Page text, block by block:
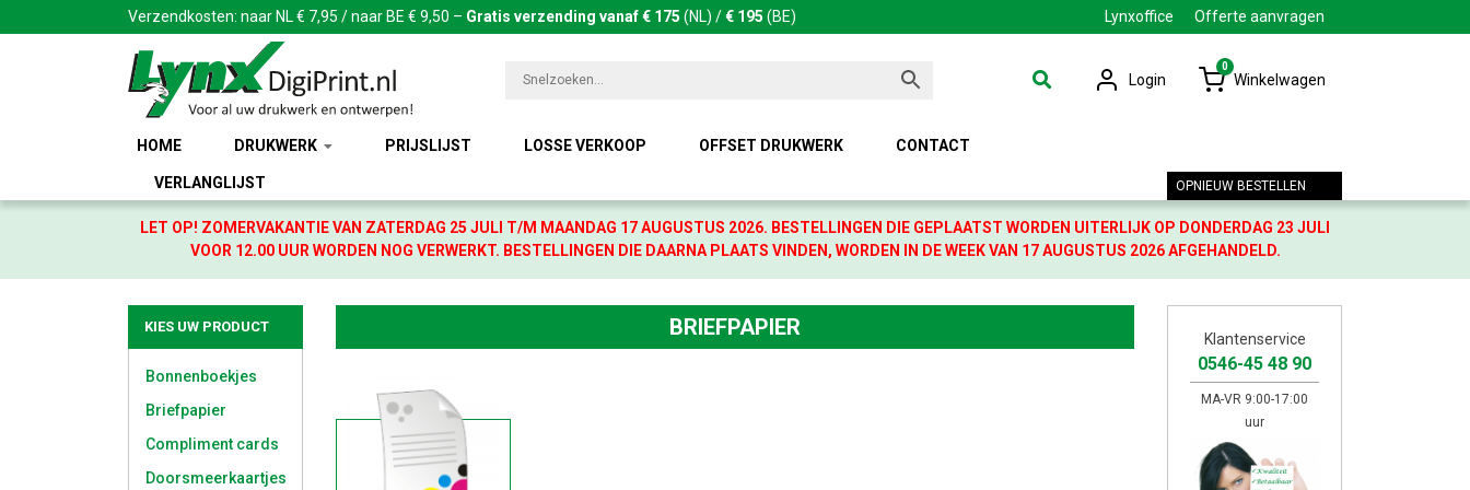
Verzendkosten: naar NL € 7,95 / naar BE € 9,50 – Gratis verzending vanaf € 175 (NL) /€ 195 (BE) Lynxoffice Offerte aanvragen
Login
0
Winkelwagen
HOME DRUKWERK PRIJSLIJST LOSSE VERKOOP OFFSET DRUKWERK CONTACT
VERLANGLIJST OPNIEUW BESTELLEN
LET OP! ZOMERVAKANTIE VAN ZATERDAG 25 JULI T/M MAANDAG 17 AUGUSTUS 2026. BESTELLINGEN DIE GEPLAATST WORDEN UITERLIJK OP DONDERDAG 23 JULI
VOOR 12.00 UUR WORDEN NOG VERWERKT. BESTELLINGEN DIE DAARNA PLAATS VINDEN, WORDEN IN DE WEEK VAN 17 AUGUSTUS 2026 AFGEHANDELD.
KIES UW PRODUCT
Bonnenboekjes
Briefpapier
Compliment cards
Doorsmeerkaartjes
BRIEFPAPIER Klantenservice
0546-45 48 90
MA-VR 9:00-17:00
uur